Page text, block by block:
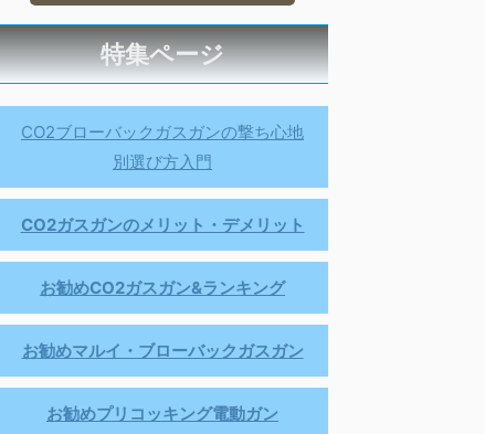
特集ページ
CO2ブローバックガスガンの撃ち心地
別選び方入門
CO2ガスガンのメリット・デメリット
お勧めCO2ガスガン&ランキング
お勧めマルイ・ブローバックガスガン
お勧めプリコッキング電動ガン